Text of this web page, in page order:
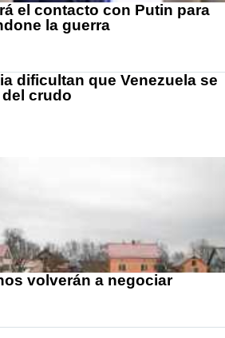
el contacto con Putin para
la guerra
dificultan que Venezuela se
crudo
volverán a negociar